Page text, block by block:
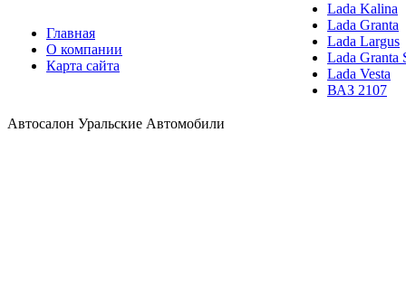
Главная
О компании
Карта сайта
Lada Kalina
Lada Granta
Lada Largus
Lada Granta
Lada Vesta
ВАЗ 2107
Автосалон Уральские Автомобили